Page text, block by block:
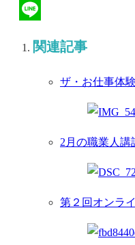
Hatena
関連記事
ザ・お仕事体験
2月の職業人講
第２回オンラ